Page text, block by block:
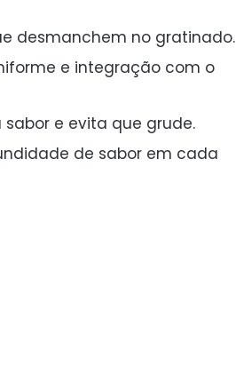
desmanchem no gratinado.
e integração com o
e evita que grude.
de sabor em cada